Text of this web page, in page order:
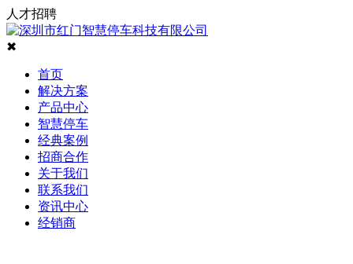
人才招聘
✖
首页
解决方案
产品中心
智慧停车
经典案例
招商合作
关于我们
联系我们
资讯中心
经销商